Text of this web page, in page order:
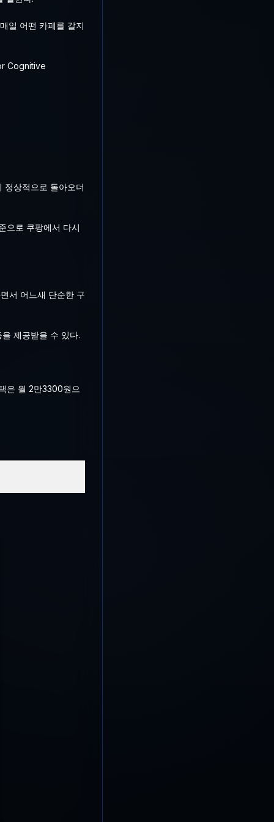
일 어떤 카페를 갈지
Cognitive
상적으로 돌아오더
으로 쿠팡에서 다시
서 어느새 단순한 구
제공받을 수 있다.
은 월 2만3300원으